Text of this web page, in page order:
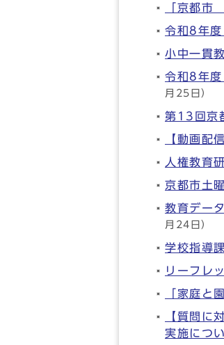
「京都市
令和8年
小中一貫
令和8年度
月25日）
第13回京
【動画配
人権教育
京都市土
教育デー
月24日）
学校指導
リーフレ
「家庭と
【質問に
実施につ